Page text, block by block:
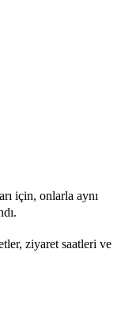
için, onlarla aynı
ziyaret saatleri ve